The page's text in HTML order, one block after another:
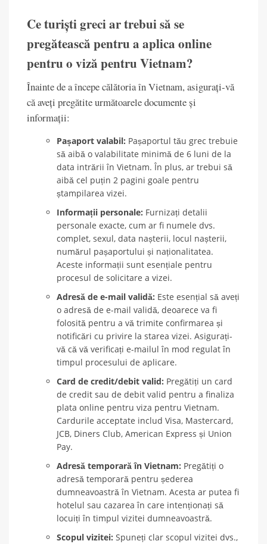
Ce turiști greci ar trebui să se
pregătească pentru a aplica online
pentru o viză pentru Vietnam?
Înainte de a începe călătoria în Vietnam, asigurați-vă
că aveți pregătite următoarele documente și
informații:
Pașaport valabil: Pașaportul tău grec trebuie
să aibă o valabilitate minimă de 6 luni de la
data intrării în Vietnam. În plus, ar trebui să
aibă cel puțin 2 pagini goale pentru
ștampilarea vizei.
Informații personale: Furnizați detalii
personale exacte, cum ar fi numele dvs.
complet, sexul, data nașterii, locul nașterii,
numărul pașaportului și naționalitatea.
Aceste informații sunt esențiale pentru
procesul de solicitare a vizei.
Adresă de e-mail validă: Este esențial să aveți
o adresă de e-mail validă, deoarece va fi
folosită pentru a vă trimite confirmarea și
notificări cu privire la starea vizei. Asigurați-
vă că vă verificați e-mailul în mod regulat în
timpul procesului de aplicare.
Card de credit/debit valid: Pregătiți un card
de credit sau de debit valid pentru a finaliza
plata online pentru viza pentru Vietnam.
Cardurile acceptate includ Visa, Mastercard,
JCB, Diners Club, American Express și Union
Pay.
Adresă temporară în Vietnam: Pregătiți o
adresă temporară pentru șederea
dumneavoastră în Vietnam. Acesta ar putea fi
hotelul sau cazarea în care intenționați să
locuiți în timpul vizitei dumneavoastră.
Scopul vizitei: Spuneți clar scopul vizitei dvs.,